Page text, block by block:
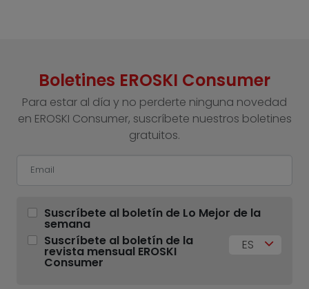
Boletines EROSKI Consumer
Para estar al día y no perderte ninguna novedad
en EROSKI Consumer, suscríbete nuestros boletines
gratuitos.
Suscríbete al boletín de Lo Mejor de la
semana
Suscríbete al boletín de la
revista mensual EROSKI
Consumer
ES